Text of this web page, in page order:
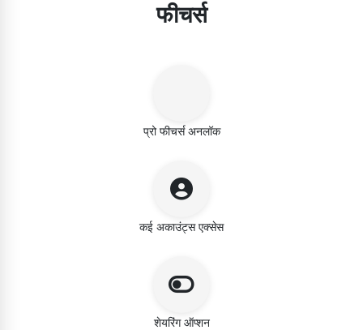
फीचर्स
प्रो फीचर्स अनलॉक
कई अकाउंट्स एक्सेस
शेयरिंग ऑप्शन